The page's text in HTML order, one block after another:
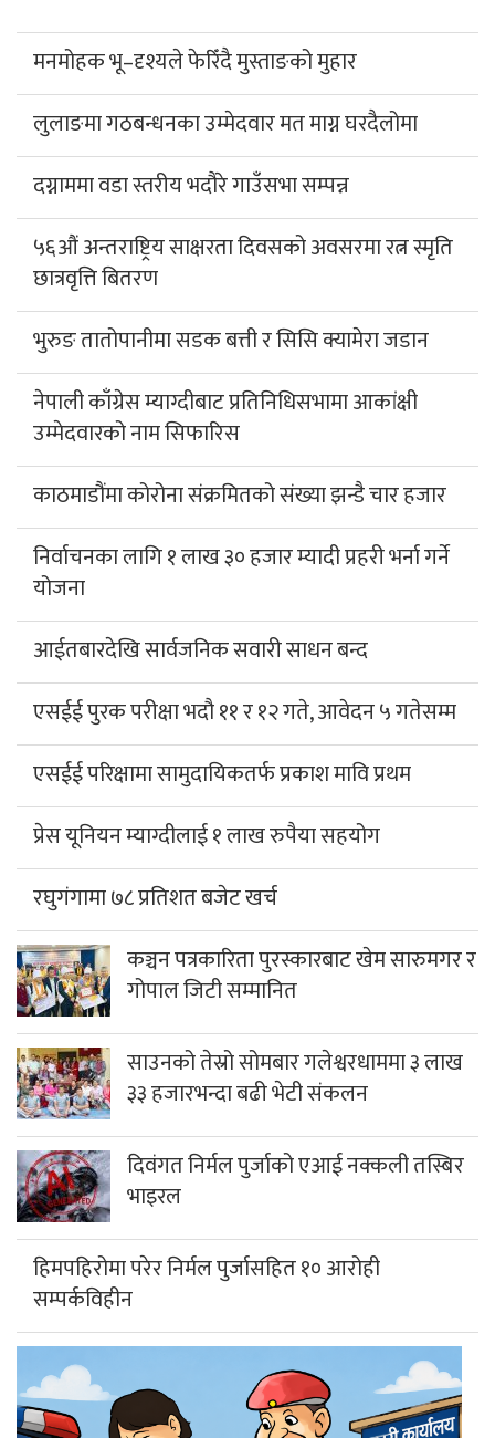
मनमोहक भू–दृश्यले फेरिँदै मुस्ताङको मुहार
लुलाङमा गठबन्धनका उम्मेदवार मत माग्न घरदैलोमा
दग्नाममा वडा स्तरीय भदौरे गाउँसभा सम्पन्न
५६औं अन्तराष्ट्रिय साक्षरता दिवसको अवसरमा रत्न स्मृति
छात्रवृत्ति बितरण
भुरुङ तातोपानीमा सडक बत्ती र सिसि क्यामेरा जडान
नेपाली काँग्रेस म्याग्दीबाट प्रतिनिधिसभामा आकांक्षी
उम्मेदवारको नाम सिफारिस
काठमाडौंमा कोरोना संक्रमितको संख्या झन्डै चार हजार
निर्वाचनका लागि १ लाख ३० हजार म्यादी प्रहरी भर्ना गर्ने
योजना
आईतबारदेखि सार्वजनिक सवारी साधन बन्द
एसईई पुरक परीक्षा भदौ ११ र १२ गते, आवेदन ५ गतेसम्म
एसईई परिक्षामा सामुदायिकतर्फ प्रकाश मावि प्रथम
प्रेस यूनियन म्याग्दीलाई १ लाख रुपैया सहयोग
रघुगंगामा ७८ प्रतिशत बजेट खर्च
कञ्चन पत्रकारिता पुरस्कारबाट खेम सारुमगर र
गोपाल जिटी सम्मानित
साउनको तेस्रो सोमबार गलेश्वरधाममा ३ लाख
३३ हजारभन्दा बढी भेटी संकलन
दिवंगत निर्मल पुर्जाको एआई नक्कली तस्बिर
भाइरल
हिमपहिरोमा परेर निर्मल पुर्जासहित १० आरोही
सम्पर्कविहीन